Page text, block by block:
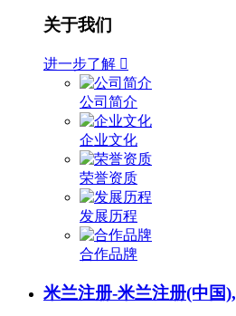
关于我们
进一步了解 
公司简介
企业文化
荣誉资质
发展历程
合作品牌
米兰注册-米兰注册(中国),